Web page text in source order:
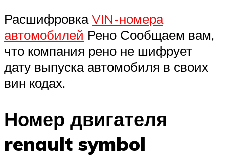
РасшифровкаVIN-номера
автомобилей Рено Сообщаем вам,
что компания рено не шифрует
дату выпуска автомобиля в своих
вин кодах.
Номер двигателя
renault symbol